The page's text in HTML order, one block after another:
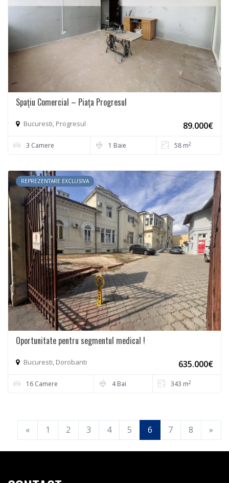
Spațiu Comercial – Piața Progresul
Bucuresti, Progresul 89.000€
3 Camere 1 Baie 58 m2
REPREZENTARE EXCLUSIVA
Oportunitate pentru segmentul medical !
Bucuresti, Dorobanti 635.000€
16 Camere 4 Bai 343 m2
« 1 2 3 4 5 6 7 8 »